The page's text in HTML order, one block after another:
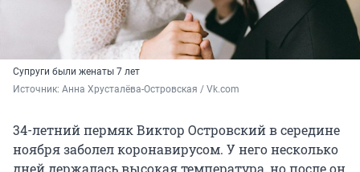
Супруги были женаты 7 лет
Источник: Анна Хрусталёва-Островская / Vk.com
34-летний пермяк Виктор Островский в середине
ноября заболел коронавирусом. У него несколько
дней держалась высокая температура, но после он